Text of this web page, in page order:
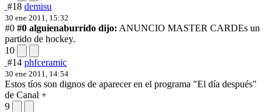
#18 demisu
30 ene 2011, 15:32
#0 #0 alguienaburrido dijo: ANUNCIO MASTER CARDEs un
partido de hockey.
10
#14 phfceramic
30 ene 2011, 14:54
Estos tíos son dignos de aparecer en el programa "El día después"
de Canal +
9